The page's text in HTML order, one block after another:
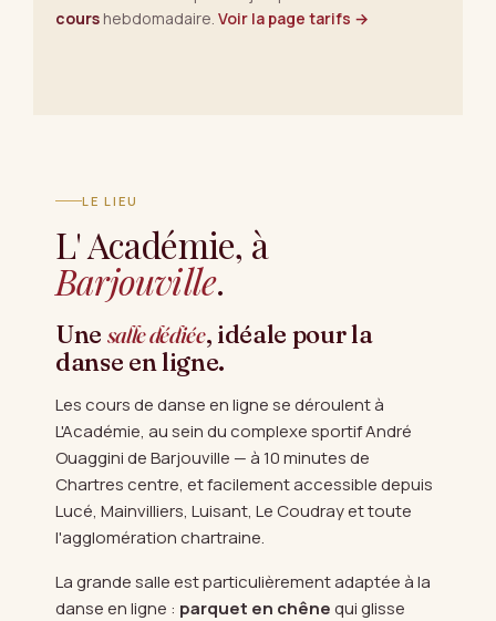
cours hebdomadaire. Voir la page tarifs →
LE LIEU
L' Académie, à
Barjouville.
Une salle dédiée, idéale pour la
danse en ligne.
Les cours de danse en ligne se déroulent à
L'Académie, au sein du complexe sportif André
Ouaggini de Barjouville — à 10 minutes de
Chartres centre, et facilement accessible depuis
Lucé, Mainvilliers, Luisant, Le Coudray et toute
l'agglomération chartraine.
La grande salle est particulièrement adaptée à la
danse en ligne : parquet en chênequi glisse